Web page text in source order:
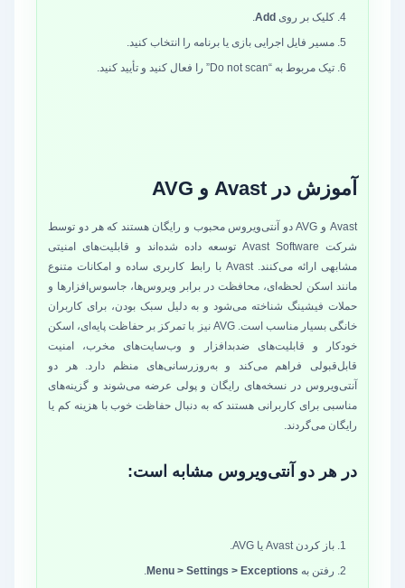
کلیک بر رویAdd
.
مسیر فایل اجرایی بازی یا برنامه را انتخاب کنید.
تیک مربوط به “Do not scan” را فعال کنید و تأیید کنید.
آموزش در Avast و AVG
Avast و AVG دو آنتی‌ویروس محبوب و رایگان هستند که هر دو توسط
شرکت Avast Software توسعه داده شده‌اند و قابلیت‌های امنیتی
مشابهی ارائه می‌کنند. Avast با رابط کاربری ساده و امکانات متنوع
مانند اسکن لحظه‌ای، محافظت در برابر ویروس‌ها، جاسوس‌افزارها و
حملات فیشینگ شناخته می‌شود و به دلیل سبک بودن، برای کاربران
خانگی بسیار مناسب است. AVG نیز با تمرکز بر حفاظت پایه‌ای، اسکن
خودکار و قابلیت‌های ضدبدافزار و وب‌سایت‌های مخرب، امنیت
قابل‌قبولی فراهم می‌کند و به‌روزرسانی‌های منظم دارد. هر دو
آنتی‌ویروس در نسخه‌های رایگان و پولی عرضه می‌شوند و گزینه‌های
مناسبی برای کاربرانی هستند که به دنبال حفاظت خوب با هزینه کم یا
رایگان می‌گردند.
در هر دو آنتی‌ویروس مشابه است:
باز کردن Avast یا AVG.
رفتن به Menu > Settings > Exceptions
.